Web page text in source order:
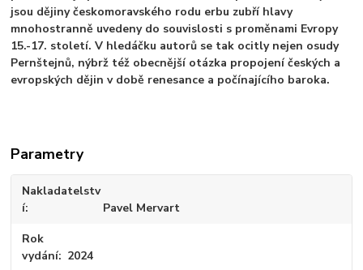
jsou dějiny českomoravského rodu erbu zubří hlavy
mnohostranně uvedeny do souvislosti s proměnami Evropy
15.-17. století. V hledáčku autorů se tak ocitly nejen osudy
Pernštejnů, nýbrž též obecnější otázka propojení českých a
evropských dějin v době renesance a počínajícího baroka.
Parametry
Nakladatelstv
í
Pavel Mervart
Rok
vydání
2024